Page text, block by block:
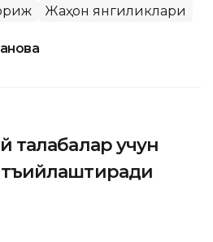
Жаҳон янгиликлари
талабалар учун